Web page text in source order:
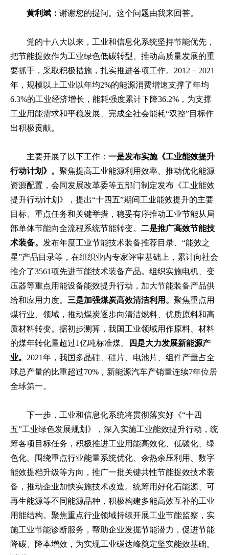
黄利斌： 谢谢您的提问。这个问题由我来回答。
党的十八大以来，工业和信息化系统坚持节能优先，
把节能提效作为工业绿色低碳转型、推动高质量发展的重
要抓手，采取积极措施，扎实推进各项工作。2012－2021
年，规模以上工业以年均2%的能源消费增速支撑了年均
6.3%的工业经济增长，能耗强度累计下降36.2%，为支撑
工业用能需求和平稳发展、完成全社会能耗“双控”目标作
出积极贡献。
主要开展了以下工作： 一是发布实施《工业能效提升
行动计划》。 聚焦提高工业能源利用效率、推动优化能源
资源配置，会同发展改革委等五部门制定发布《工业能效
提升行动计划》，提出“十四五”期间工业能效提升的主要
目标、重点任务和关键举措，稳妥有序推动工业节能从局
部单体节能向全流程系统节能转变。 二是推广高效节能技
术装备。 发布年度工业节能技术装备推荐目录、“能效之
星”产品目录等，在组织业内专家评审基础上，累计向社会
推介了3561项先进节能技术装备产品。组织实施电机、变
压器等重点用能设备能效提升行动，加大节能装备产品供
给和应用力度。 三是加强煤炭高效清洁利用。 聚焦重点用
煤行业、领域，推动煤炭逐步向清洁燃料、优质原料和高
质材料转变。据初步测算，我国工业领域用作原料、材料
的煤年转化量超过1亿吨标准煤。
四是大力发展新能源产
业。 2021年，我国多晶硅、硅片、电池片、组件产量占全
球总产量的比重超过70%，新能源汽车产销量连续7年位居
全球第一。
下一步，工业和信息化系统将贯彻落实好《“十四
五”工业绿色发展规划》，深入实施工业能效提升行动，统
筹各项目标任务，积极推进工业用能高效化、低碳化、绿
色化。围绕重点行业能量系统优化、余热余压利用、数字
能效提档升级等方向，推广一批关键共性节能提效技术装
备，推动企业加快实施技术改造。统筹用好化石能源、可
再生能源等不同能源品种，积极构建多能高效互补的工业
用能结构。聚焦重点行业领域持续开展工业节能监察，实
施工业节能诊断服务，帮助企业发掘节能潜力，促进节能
降碳、降本增效，为实现工业碳达峰奠定坚实能效基础。